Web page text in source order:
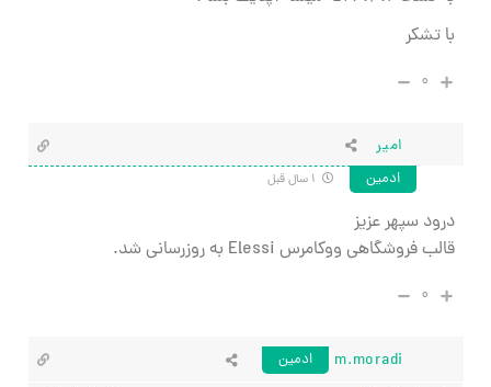
با تشکر
۰
امیر
ادمین
درود سپهر عزیز
قالب فروشگاهی ووکامرس Elessi به روزرسانی شد.
۰
m.moradi
ادمین